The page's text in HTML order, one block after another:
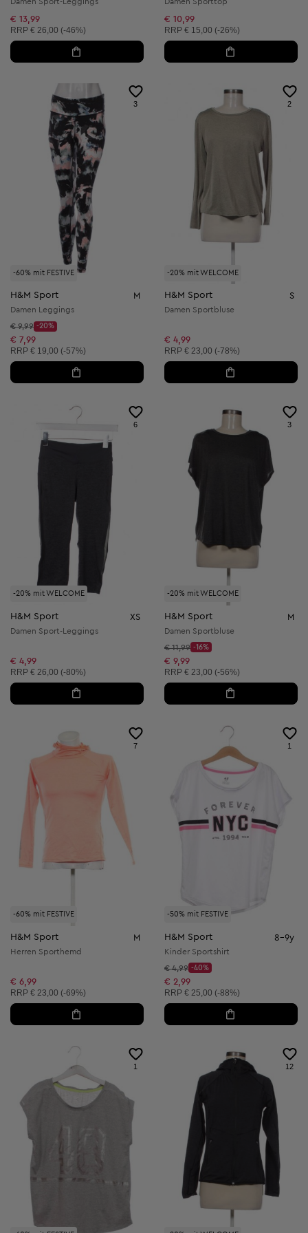
€ 13,99
Unverbindliche Preisempfehlung:
RRP € 26,00 (-46%)
€ 10,99
Unverbindliche Preisempfehlung:
RRP € 15,00 (-26%)
-60% mit FESTIVE
3
H&M Sport M
Damen Leggings
Startpreis:
€ 9,99
Discount Price:
-20%
Reduzierter Preis:
€ 7,99
Unverbindliche Preisempfehlung:
RRP € 19,00 (-57%)
-20% mit WELCOME
2
H&M Sport S
Damen Sportbluse
€ 4,99
Unverbindliche Preisempfehlung:
RRP € 23,00 (-78%)
-20% mit WELCOME
6
H&M Sport XS
Damen Sport-Leggings
€ 4,99
Unverbindliche Preisempfehlung:
RRP € 26,00 (-80%)
-20% mit WELCOME
3
H&M Sport M
Damen Sportbluse
Startpreis:
€ 11,99
Discount Price:
-16%
Reduzierter Preis:
€ 9,99
Unverbindliche Preisempfehlung:
RRP € 23,00 (-56%)
-60% mit FESTIVE
7
H&M Sport M
Herren Sporthemd
€ 6,99
Unverbindliche Preisempfehlung:
RRP € 23,00 (-69%)
-50% mit FESTIVE
1
H&M Sport 8-9y
Kinder Sportshirt
Startpreis:
€ 4,99
Discount Price:
-40%
Reduzierter Preis:
€ 2,99
Unverbindliche Preisempfehlung:
RRP € 25,00 (-88%)
1 12